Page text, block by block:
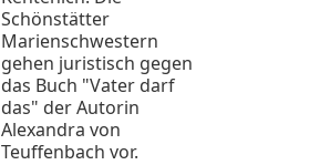
Schönstätter
Marienschwestern
gehen juristisch gegen
das Buch "Vater darf
das" der Autorin
Alexandra von
Teuffenbach vor.